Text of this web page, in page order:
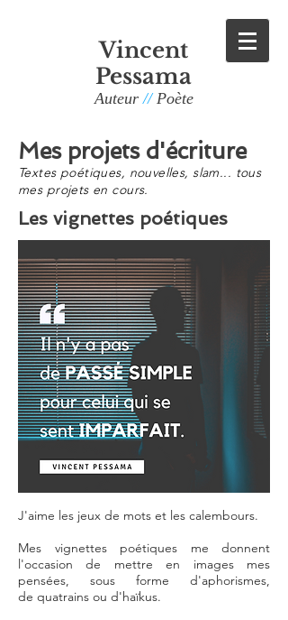
Vincent
Pessama
Auteur//Poète
Mes projets d'écriture
Textes poétiques, nouvelles, slam... tous
mes projets en cours.
Les vignettes poétiques
J'aime les jeux de mots et les calembours.
Mes vignettes poétiques me donnent
l'occasion de mettre en images mes
pensées, sous forme d'aphorismes,
de quatrains ou d'haïkus.